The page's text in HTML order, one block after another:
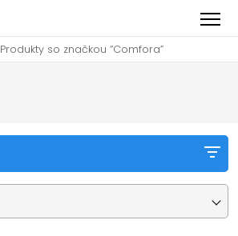
Produkty so značkou “Comfora”